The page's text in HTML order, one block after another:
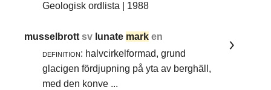
Geologisk ordlista | 1988
musselbrottsv lunate mark en
definition: halvcirkelformad, grund
glacigen fördjupning på yta av berghäll,
med den konve ...